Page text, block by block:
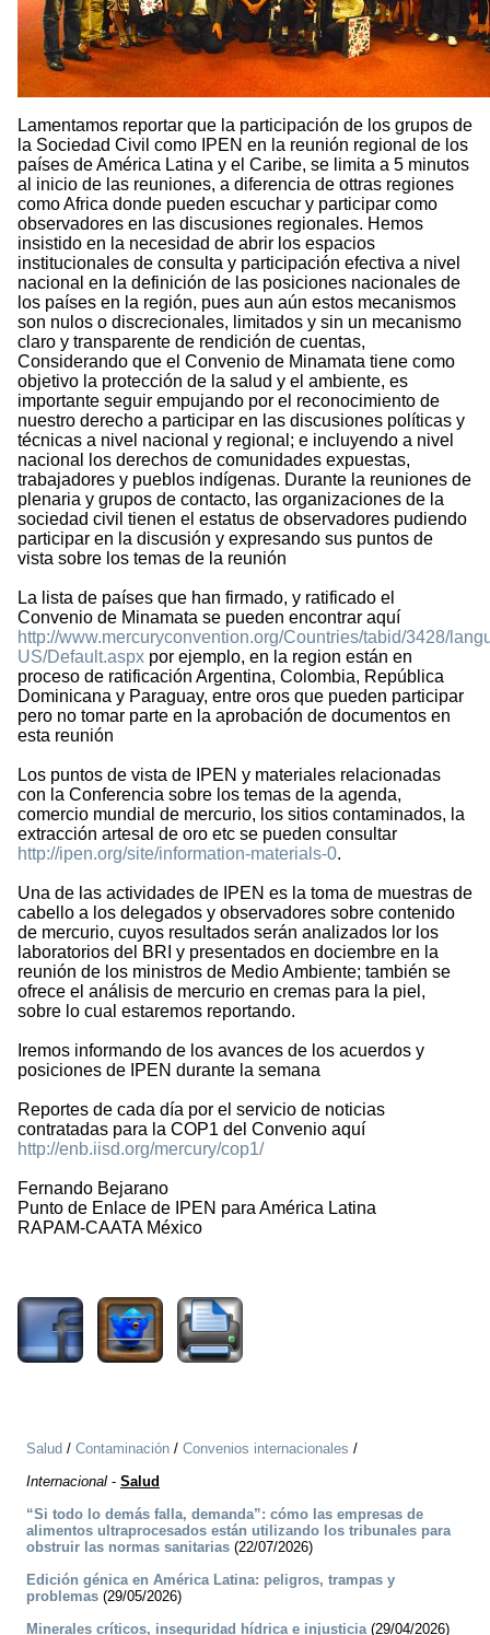
Lamentamos reportar que la participación de los grupos de
la Sociedad Civil como IPEN en la reunión regional de los
países de América Latina y el Caribe, se limita a 5 minutos
al inicio de las reuniones, a diferencia de ottras regiones
como Africa donde pueden escuchar y participar como
observadores en las discusiones regionales. Hemos
insistido en la necesidad de abrir los espacios
institucionales de consulta y participación efectiva a nivel
nacional en la definición de las posiciones nacionales de
los países en la región, pues aun aún estos mecanismos
son nulos o discrecionales, limitados y sin un mecanismo
claro y transparente de rendición de cuentas,
Considerando que el Convenio de Minamata tiene como
objetivo la protección de la salud y el ambiente, es
importante seguir empujando por el reconocimiento de
nuestro derecho a participar en las discusiones políticas y
técnicas a nivel nacional y regional; e incluyendo a nivel
nacional los derechos de comunidades expuestas,
trabajadores y pueblos indígenas. Durante la reuniones de
plenaria y grupos de contacto, las organizaciones de la
sociedad civil tienen el estatus de observadores pudiendo
participar en la discusión y expresando sus puntos de
vista sobre los temas de la reunión
La lista de países que han firmado, y ratificado el
Convenio de Minamata se pueden encontrar aquí
http://www.mercuryconvention.org/Countries/tabid/3428/
US/Default.aspx por ejemplo, en la region están en
proceso de ratificación Argentina, Colombia, República
Dominicana y Paraguay, entre oros que pueden participar
pero no tomar parte en la aprobación de documentos en
esta reunión
Los puntos de vista de IPEN y materiales relacionadas
con la Conferencia sobre los temas de la agenda,
comercio mundial de mercurio, los sitios contaminados, la
extracción artesal de oro etc se pueden consultar
http://ipen.org/site/information-materials-0.
Una de las actividades de IPEN es la toma de muestras de
cabello a los delegados y observadores sobre contenido
de mercurio, cuyos resultados serán analizados lor los
laboratorios del BRI y presentados en dociembre en la
reunión de los ministros de Medio Ambiente; también se
ofrece el análisis de mercurio en cremas para la piel,
sobre lo cual estaremos reportando.
Iremos informando de los avances de los acuerdos y
posiciones de IPEN durante la semana
Reportes de cada día por el servicio de noticias
contratadas para la COP1 del Convenio aquí
http://enb.iisd.org/mercury/cop1/
Fernando Bejarano
Punto de Enlace de IPEN para América Latina
RAPAM-CAATA México
Salud / Contaminación / Convenios internacionales /
Internacional - Salud
“Si todo lo demás falla, demanda”: cómo las empresas de
alimentos ultraprocesados están utilizando los tribunales para
obstruir las normas sanitarias (22/07/2026)
Edición génica en América Latina: peligros, trampas y
problemas (29/05/2026)
Minerales críticos, inseguridad hídrica e injusticia(29/04/2026)